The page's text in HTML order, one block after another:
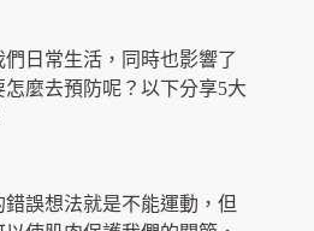
日常生活，同時也影響了
麼去預防呢？以下分享5大
誤想法就是不能運動，但